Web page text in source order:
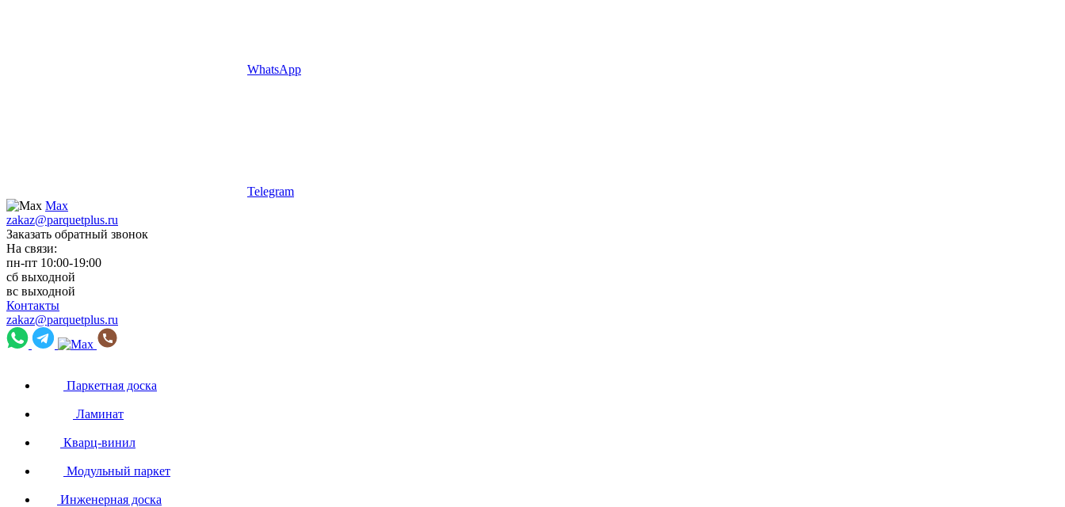
WhatsApp
Telegram
Max
zakaz@parquetplus.ru
Заказать обратный звонок
На связи:
пн-пт 10:00-19:00
сб выходной
вс выходной
Контакты
zakaz@parquetplus.ru
Паркетная доска
Ламинат
Кварц-винил
Модульный паркет
Инженерная доска